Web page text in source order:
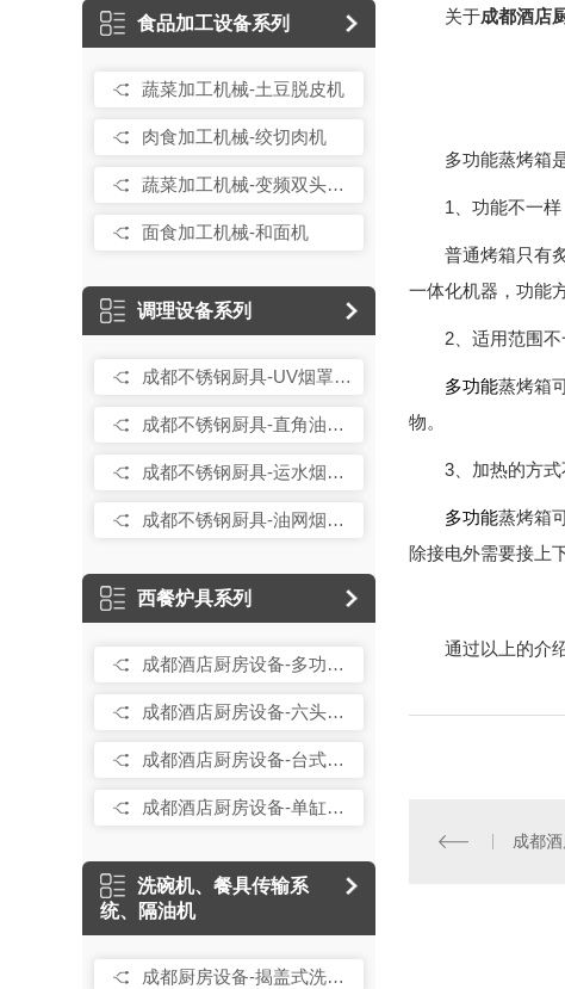
厨房设备-台式坑扒炉连平扒炉
厨房设备-单缸意粉炉连下柜
成都厨房设备-履带式洗碗机
成都厨房设备-洗碗机连烘干系统
成都厨房设计-厨余垃圾处理系统
成都厨房设计-航空餐车清洗机
成都厨房设计-洗锅机
成都厨房设备-洗杯机
**隔油一体机
食品加工设备系列
蔬菜加工机械-土豆脱皮机
肉食加工机械-绞切肉机
蔬菜加工机械-变频双头切菜机
面食加工机械-和面机
调理设备系列
成都不锈钢厨具-UV烟罩连新风Lx1400x550.1
成都不锈钢厨具-直角油网烟罩Lx1400x600
成都不锈钢厨具-运水烟罩Lx1400x660
成都不锈钢厨具-油网烟罩Lx1300x600
西餐炉具系列
成都酒店厨房设备-多功能蒸烤箱
成都酒店厨房设备-六头平头炉连下焗炉
成都酒店厨房设备-台式坑扒炉连平扒炉
成都酒店厨房设备-单缸意粉炉连下柜
洗碗机、餐具传输系
统、隔油机
成都厨房设备-揭盖式洗碗机
关于成都酒店
多功能蒸烤箱
1、功能不一样
普通烤箱只有
一体化机器，功能
2、适用范围
多功能蒸烤箱
物。
3、加热的方
多功能蒸烤箱
除接电外需要接上
通过以上的介
成都